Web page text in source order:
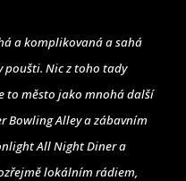
a komplikovaná a sahá
poušti. Nic z toho tady
to město jako mnohá další
Bowling Alley a zábavním
All Night Diner a
lokálním rádiem,